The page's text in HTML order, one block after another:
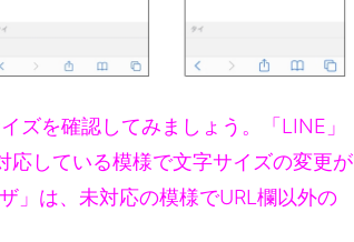
ズを確認してみましょう。「LINE」
している模様で文字サイズの変更が
」は、未対応の模様でURL欄以外の